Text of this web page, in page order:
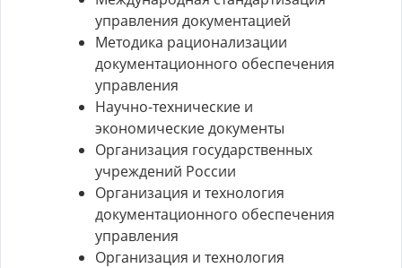
управления документацией
Методика рационализации
документационного обеспечения
управления
Научно-технические и
экономические документы
Организация государственных
учреждений России
Организация и технология
документационного обеспечения
управления
Организация и технология